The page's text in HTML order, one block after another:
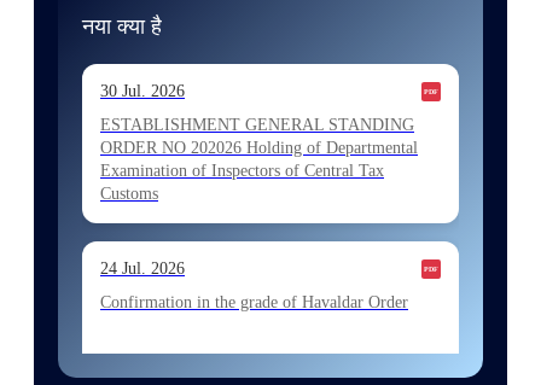
नया क्या है
30 Jul. 2026
ESTABLISHMENT GENERAL STANDING
ORDER NO 202026 Holding of Departmental
Examination of Inspectors of Central Tax
Customs
24 Jul. 2026
Confirmation in the grade of Havaldar Order